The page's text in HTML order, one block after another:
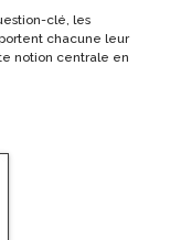
clé, les
chacune leur
notion centrale en